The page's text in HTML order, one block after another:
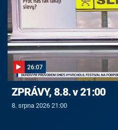
26:07
ZPRÁVY, 8.8. v 21:00
8. srpna 2026 21:00